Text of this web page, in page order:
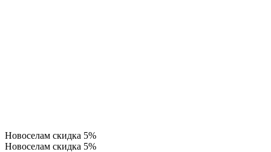
Новоселам скидка 5%
Новоселам скидка 5%